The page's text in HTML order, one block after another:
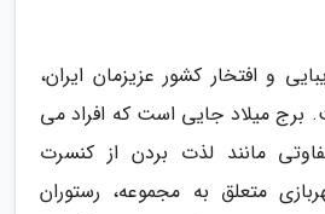
و افتخار کشور عزیزمان ایران،
برج میلاد جایی است که افراد می
مانند لذت بردن از کنسرت
متعلق به مجموعه، رستوران